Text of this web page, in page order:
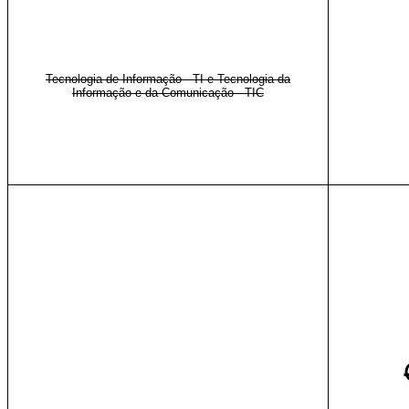
Tecnologia de Informação - TI e Tecnologia da
Informação e da Comunicação - TIC